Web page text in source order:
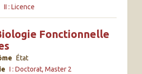
II : Licence
Fonctionnelle
État
I : Doctorat, Master 2